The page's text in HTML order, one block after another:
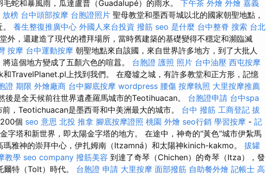
蛇和暴風雨，瓜達盧普（Guadalupé）的雨水。 下午茶 外燴 外燴 嘉義
放榜 台中頭部按摩 台胞證照片 聖母教堂和墨西哥城以北的國家朝聖地點，
養生整復推廣中心 外國人來台投資 撥筋 seo 是什麼 台中整脊 搜索 台北
外，還建造了現代的禮拜場所，當時舊建築的基礎變得不穩定和瀕臨滅
按摩 台中運動按摩 朝聖地點來自該國，來自世界許多地方，到了大批人
這個地方變成了五顏六色的喧囂。 台胞證 護照 照片 台中油壓 西屯按摩
TravelPlanet.pl上找到我們。 在廢墟之城，有許多教堂和正方形，記憶
證 期限 外燴廠商 台中腳底按摩 wordpress 腰傷 按摩執照 大里按摩推薦
後是全天候前往世界遺產羅馬城市的Teotihuacan。 台胞證申請 台中spa
前，Teotichuacan是墨西哥和中美洲最大的城市。 台中 撥筋 工商登記 拔
個 seo 意思 北投 推拿 腳底按摩證照 桃園 外燴 seo行銷 學習按摩 - 記
字塔和新世界，即太陽金字塔的地方。 在途中，神奇的“黃色”城市伊紮馬
雅神的崇拜中心，伊扎姆南（Itzamná）和太陽神kinich-kakmo。 拔罐
教學 seo company 撥筋美容 到達了奇琴（Chichen）的奇琴（Itza），發
特（Tolt）時代。 台胞證 申請 大里按摩 面部撥筋 自助餐外燴 記帳士 高